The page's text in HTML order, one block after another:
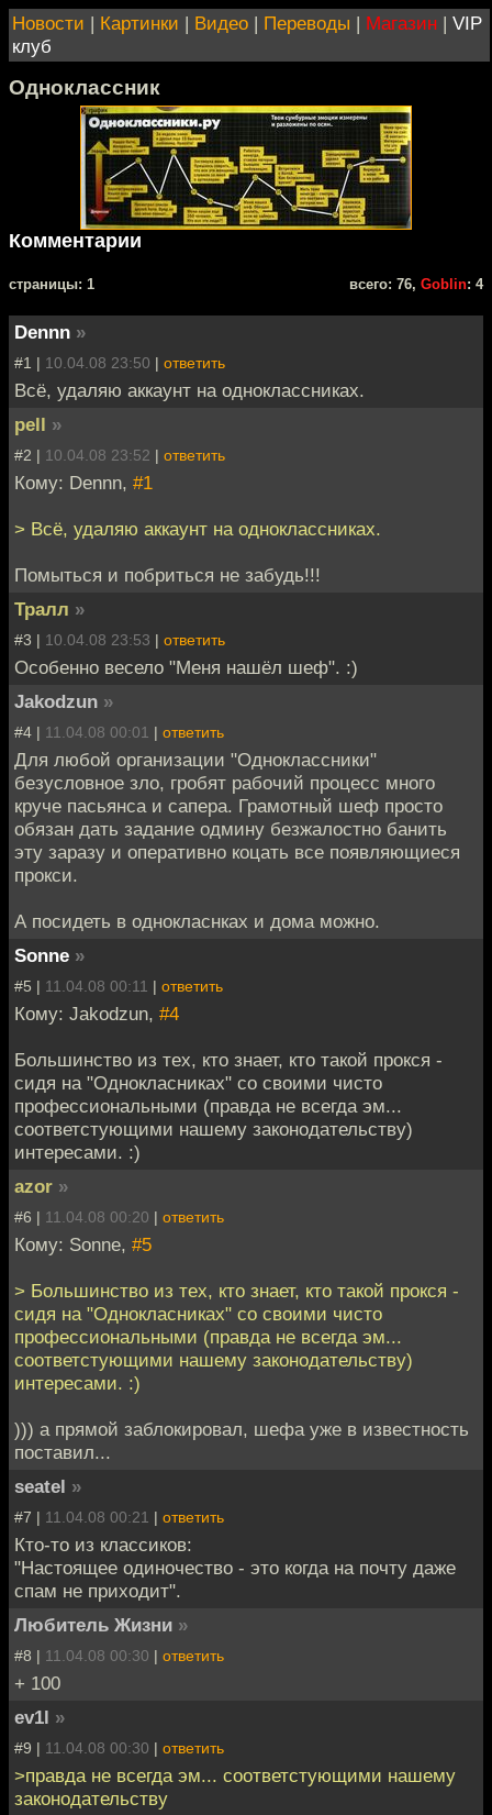
Новости | Картинки | Видео | Переводы | Магазин | VIP
клуб
Одноклассник
Комментарии
cтраницы: 1 всего: 76, Goblin: 4
Dennn »
#1 | 10.04.08 23:50 | ответить
Всё, удаляю аккаунт на одноклассниках.
pell »
#2 | 10.04.08 23:52 | ответить
Кому: Dennn, #1
> Всё, удаляю аккаунт на одноклассниках.
Помыться и побриться не забудь!!!
Тралл »
#3 | 10.04.08 23:53 | ответить
Особенно весело "Меня нашёл шеф". :)
Jakodzun »
#4 | 11.04.08 00:01 | ответить
Для любой организации "Одноклассники"
безусловное зло, гробят рабочий процесс много
круче пасьянса и сапера. Грамотный шеф просто
обязан дать задание одмину безжалостно банить
эту заразу и оперативно коцать все появляющиеся
прокси.
А посидеть в однокласнках и дома можно.
Sonne »
#5 | 11.04.08 00:11 | ответить
Кому: Jakodzun, #4
Большинство из тех, кто знает, кто такой прокся -
сидя на "Однокласниках" со своими чисто
профессиональными (правда не всегда эм...
соответстующими нашему законодательству)
интересами. :)
azor »
#6 | 11.04.08 00:20 | ответить
Кому: Sonne, #5
> Большинство из тех, кто знает, кто такой прокся -
сидя на "Однокласниках" со своими чисто
профессиональными (правда не всегда эм...
соответстующими нашему законодательству)
интересами. :)
))) а прямой заблокировал, шефа уже в известность
поставил...
seatel »
#7 | 11.04.08 00:21 | ответить
Кто-то из классиков:
"Настоящее одиночество - это когда на почту даже
спам не приходит".
Любитель Жизни »
#8 | 11.04.08 00:30 | ответить
+ 100
ev1l »
#9 | 11.04.08 00:30 | ответить
>правда не всегда эм... соответстующими нашему
законодательству